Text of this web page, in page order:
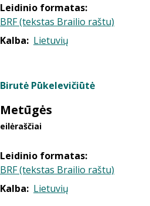
Leidinio formatas:
BRF (tekstas Brailio raštu)
Kalba: Lietuvių
Birutė Pūkelevičiūtė
Metūgės
eilėraščiai
Leidinio formatas:
BRF (tekstas Brailio raštu)
Kalba: Lietuvių